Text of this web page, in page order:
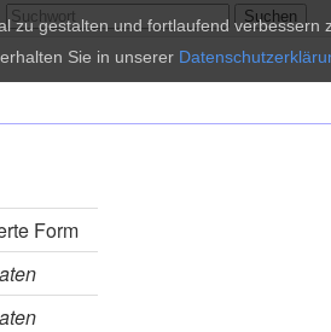
Form
zu gestalten und fortlaufend
Sie in unserer